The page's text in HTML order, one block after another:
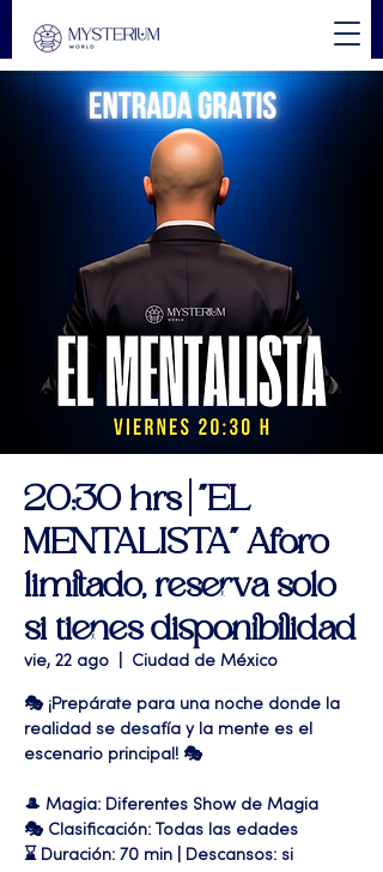
20:30 hrs | "EL
MENTALISTA" Aforo
limitado, reserva solo
si tienes disponibilidad
vie, 22 ago Ciudad de México
🎭 ¡Prepárate para una noche donde la
realidad se desafía y la mente es el
escenario principal! 🎭
🎩 Magia: Diferentes Show de Magia
🎭 Clasificación: Todas las edades
⌛ Duración: 70 min | Descansos: si